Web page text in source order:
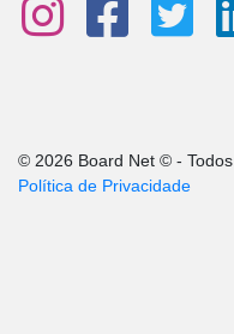
© 2026 Board Net © -
Política de Privacidade